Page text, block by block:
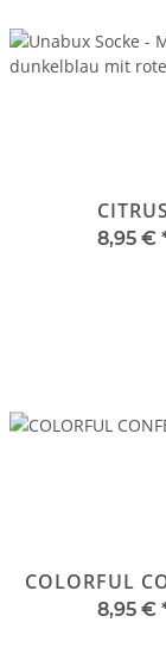
CITRUS
8,95 €
COLORFUL
8,95 €